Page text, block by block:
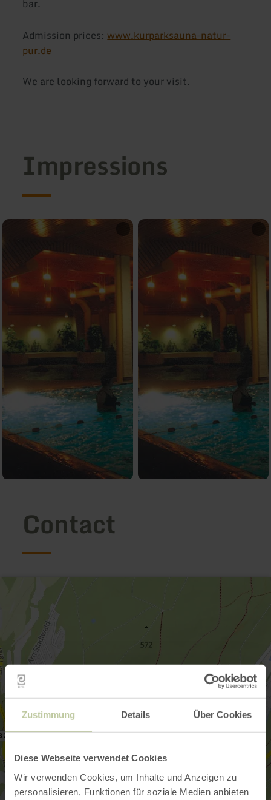
Zustimmung Details Über Cookies
Diese Webseite verwendet Cookies
Wir verwenden Cookies, um Inhalte und Anzeigen zu
personalisieren, Funktionen für soziale Medien anbieten
bar.
Admission prices: www.kurparksauna-natur-
pur.de
We are looking forward to your visit.
Impressions
Contact